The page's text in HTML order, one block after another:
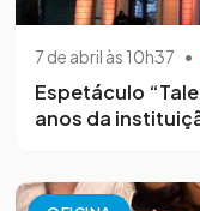
7 de abril às 10h37 •
Espetáculo
anos da